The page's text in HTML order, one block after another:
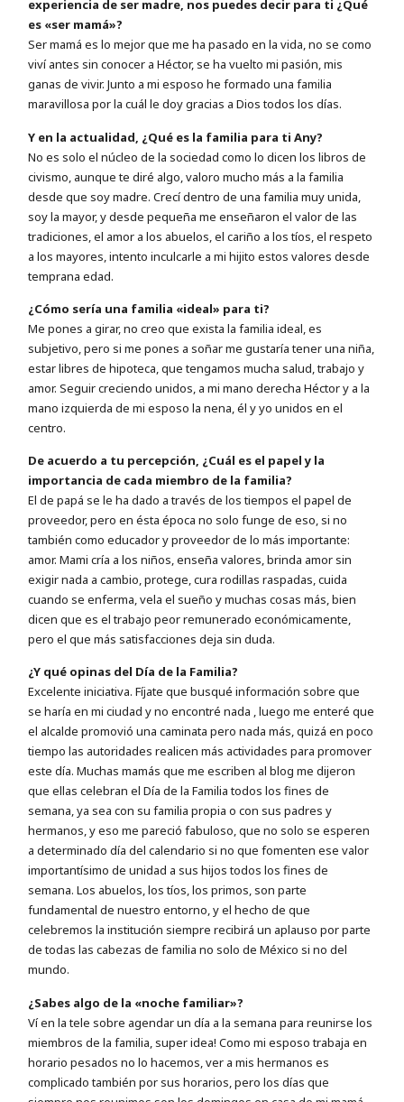
experiencia de ser madre, nos puedes decir para ti ¿Qué
es «ser mamá»?
Ser mamá es lo mejor que me ha pasado en la vida, no se como
viví antes sin conocer a Héctor, se ha vuelto mi pasión, mis
ganas de vivir. Junto a mi esposo he formado una familia
maravillosa por la cuál le doy gracias a Dios todos los días.
Y en la actualidad, ¿Qué es la familia para ti Any?
No es solo el núcleo de la sociedad como lo dicen los libros de
civismo, aunque te diré algo, valoro mucho más a la familia
desde que soy madre. Crecí dentro de una familia muy unida,
soy la mayor, y desde pequeña me enseñaron el valor de las
tradiciones, el amor a los abuelos, el cariño a los tíos, el respeto
a los mayores, intento inculcarle a mi hijito estos valores desde
temprana edad.
¿Cómo sería una familia «ideal» para ti?
Me pones a girar, no creo que exista la familia ideal, es
subjetivo, pero si me pones a soñar me gustaría tener una niña,
estar libres de hipoteca, que tengamos mucha salud, trabajo y
amor. Seguir creciendo unidos, a mi mano derecha Héctor y a la
mano izquierda de mi esposo la nena, él y yo unidos en el
centro.
De acuerdo a tu percepción, ¿Cuál es el papel y la
importancia de cada miembro de la familia?
El de papá se le ha dado a través de los tiempos el papel de
proveedor, pero en ésta época no solo funge de eso, si no
también como educador y proveedor de lo más importante:
amor. Mami cría a los niños, enseña valores, brinda amor sin
exigir nada a cambio, protege, cura rodillas raspadas, cuida
cuando se enferma, vela el sueño y muchas cosas más, bien
dicen que es el trabajo peor remunerado económicamente,
pero el que más satisfacciones deja sin duda.
¿Y qué opinas del Día de la Familia?
Excelente iniciativa. Fíjate que busqué información sobre que
se haría en mi ciudad y no encontré nada , luego me enteré que
el alcalde promovió una caminata pero nada más, quizá en poco
tiempo las autoridades realicen más actividades para promover
este día. Muchas mamás que me escriben al blog me dijeron
que ellas celebran el Día de la Familia todos los fines de
semana, ya sea con su familia propia o con sus padres y
hermanos, y eso me pareció fabuloso, que no solo se esperen
a determinado día del calendario si no que fomenten ese valor
importantísimo de unidad a sus hijos todos los fines de
semana. Los abuelos, los tíos, los primos, son parte
fundamental de nuestro entorno, y el hecho de que
celebremos la institución siempre recibirá un aplauso por parte
de todas las cabezas de familia no solo de México si no del
mundo.
¿Sabes algo de la «noche familiar»?
Ví en la tele sobre agendar un día a la semana para reunirse los
miembros de la familia, super idea! Como mi esposo trabaja en
horario pesados no lo hacemos, ver a mis hermanos es
complicado también por sus horarios, pero los días que